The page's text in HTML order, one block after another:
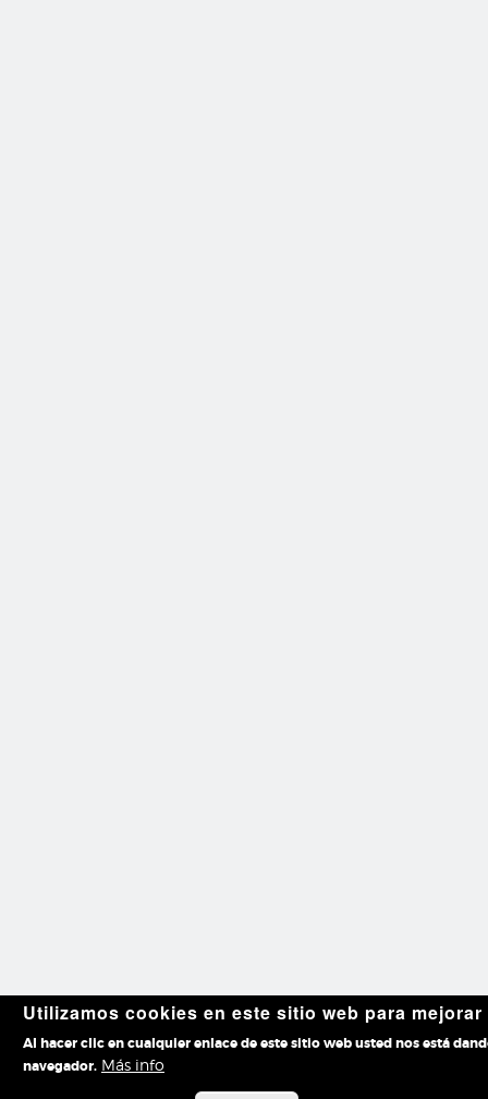
Utilizamos cookies en este sitio web para
Al hacer clic en cualquier enlace de este sitio web usted nos está
navegador. Más info